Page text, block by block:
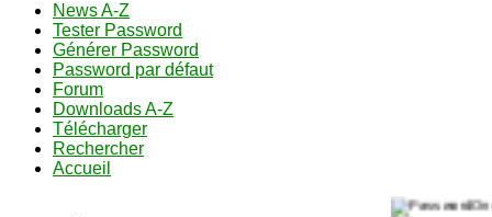
News A-Z
Tester Password
Générer Password
Password par défaut
Forum
Downloads A-Z
Télécharger
Rechercher
Accueil